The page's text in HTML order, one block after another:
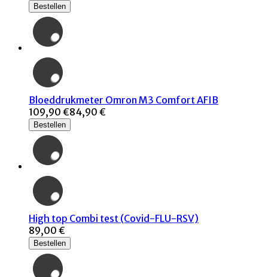
Bestellen
Bloeddrukmeter Omron M3 Comfort AFIB
109,90 €84,90 €
Bestellen
High top Combi test (Covid-FLU-RSV)
89,00 €
Bestellen